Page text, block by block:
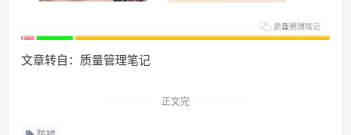
文章转自：质量管理笔记
正文完